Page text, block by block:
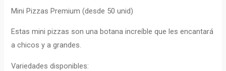
Mini Pizzas Premium (desde 50 unid)
Estas mini pizzas son una botana increíble que les encantará
a chicos y a grandes.
Variedades disponibles: